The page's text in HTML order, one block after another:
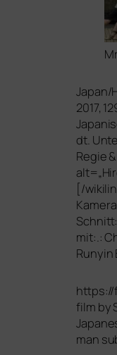
Japan/
2017,
dt.
Regie&
[/
mit:.:
Runyin
film by
man